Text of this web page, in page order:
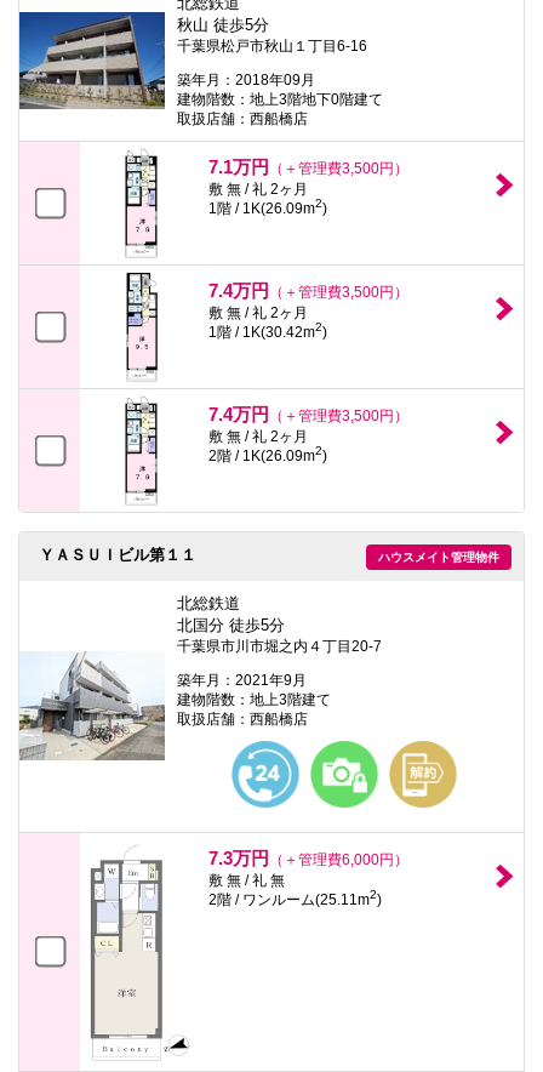
秋山 徒歩5分
千葉県松戸市秋山１丁目6-16
築年月：2018年09月
建物階数：地上3階地下0階建て
取扱店舗：西船橋店
7.1万円
（＋管理費3,500円）
敷 無 / 礼 2ヶ月
1階 / 1K(26.09m2)
7.4万円
（＋管理費3,500円）
敷 無 / 礼 2ヶ月
1階 / 1K(30.42m2)
7.4万円
（＋管理費3,500円）
敷 無 / 礼 2ヶ月
2階 / 1K(26.09m2)
ハウスメイト管理物件
ＹＡＳＵＩビル第１１
北総鉄道
北国分 徒歩5分
千葉県市川市堀之内４丁目20-7
築年月：2021年9月
建物階数：地上3階建て
取扱店舗：西船橋店
7.3万円
（＋管理費6,000円）
敷 無 / 礼 無
2階 / ワンルーム(25.11m2)